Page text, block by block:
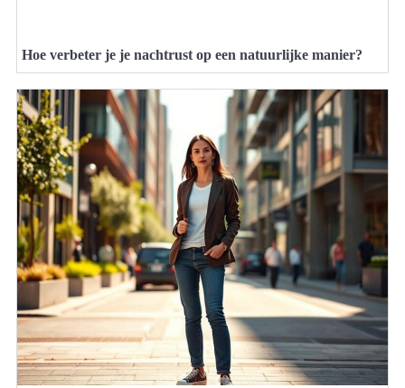
Hoe verbeter je je nachtrust op een natuurlijke manier?